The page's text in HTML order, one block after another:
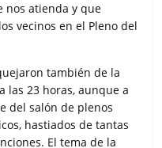
nos atienda y que
vecinos en el Pleno del
también de la
las 23 horas, aunque a
del salón de plenos
hastiados de tantas
El tema de la